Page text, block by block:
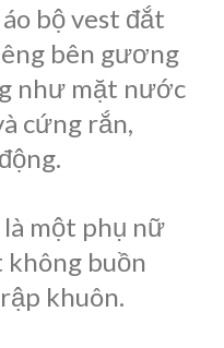
bộ vest đắt
bên gương
như mặt nước
cứng rắn,
một phụ nữ
buồn
khuôn.